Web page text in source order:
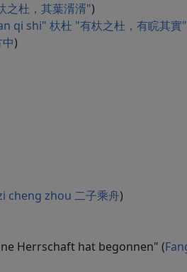
之杜，其葉湑湑")
qi shi" 杕杜 "有杕之杜，有睆其實"
)
cheng zhou 二子乘舟)
Herrschaft hat begonnen" (